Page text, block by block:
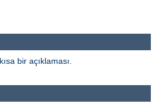
bir açıklaması.